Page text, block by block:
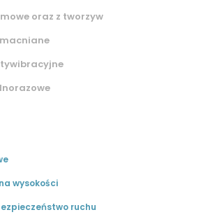
oraz z tworzyw
wysokości
ruchu